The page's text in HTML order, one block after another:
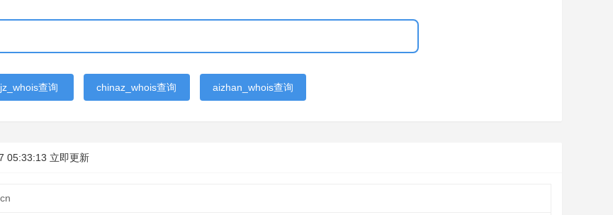
查询 chinaz_whois查询 aizhan_whois查询
05:33:13 立即更新